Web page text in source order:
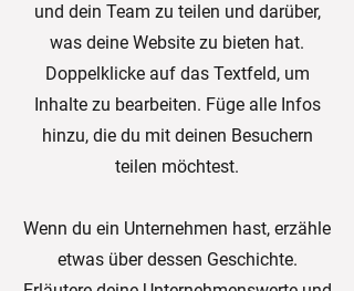
und dein Team zu teilen und darüber,
was deine Website zu bieten hat.
Doppelklicke auf das Textfeld, um
Inhalte zu bearbeiten. Füge alle Infos
hinzu, die du mit deinen Besuchern
teilen möchtest.
Wenn du ein Unternehmen hast, erzähle
etwas über dessen Geschichte.